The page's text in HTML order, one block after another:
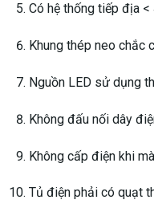
Có hệ thống tiếp địa <
Khung thép neo chắc
Nguồn LED sử dụng
Không đấu nối dây
Không cấp điện khi
Tủ điện phải có quạt